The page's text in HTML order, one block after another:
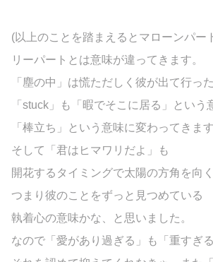
(以上のことを踏まえるとマローンパー
リーパートとは意味が違ってきます。
「塵の中」は慌ただしく彼が出て行った
「stuck」も「暇でそこに居る」という
「棒立ち」という意味に変わってきます
そして「君はヒマワリだよ」も
開花するタイミングで太陽の方角を向く
つまり彼のことをずっと見つめている
執着心の意味かな、と思いました。
なので「愛があり過ぎる」も「重すぎ